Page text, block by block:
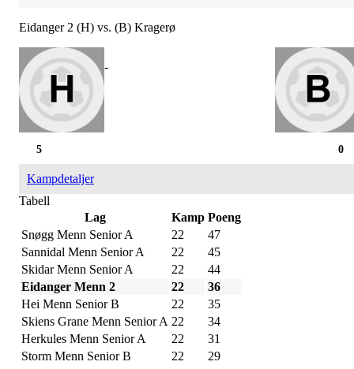
Eidanger 2 (H) vs. (B) Kragerø
-
0
5
Kampdetaljer
Tabell
Lag
Kamp Poeng
Snøgg Menn Senior A
22
47
Sannidal Menn Senior A
22
45
Skidar Menn Senior A
22
44
Eidanger Menn 2
22
36
Hei Menn Senior B
22
35
Skiens Grane Menn Senior A 22
34
Herkules Menn Senior A
22
31
Storm Menn Senior B
22
29